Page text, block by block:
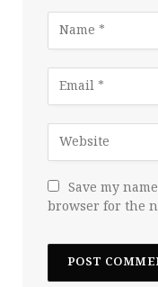
Save my
browser for the